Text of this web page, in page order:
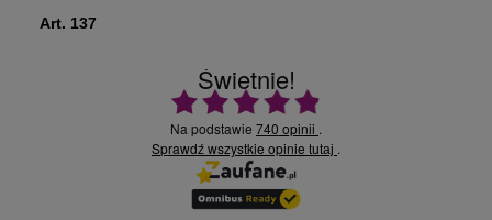
Art. 137
Świetnie!
Ocena średnia 4.9 na 5
Na podstawie 740 opinii .
Sprawdź wszystkie opinie tutaj .